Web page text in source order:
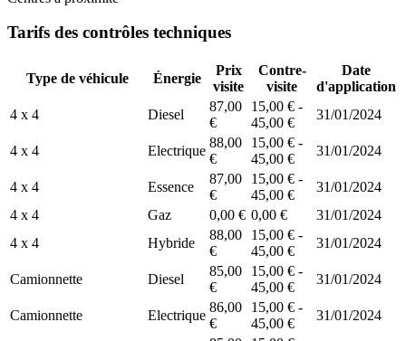
Tarifs des contrôles techniques
Type de véhicule Énergie
Prix
visite
Contre-
visite
Date
d'application
4 x 4
Diesel
87,00
€
15,00 € -
45,00 €
31/01/2024
4 x 4 Electrique
88,00
€
15,00 € -
45,00 €
31/01/2024
4 x 4 Essence
87,00
€
15,00 € -
45,00 €
31/01/2024
4 x 4
Gaz 0,00 € 0,00 €
31/01/2024
4 x 4
Hybride
88,00
€
15,00 € -
45,00 €
31/01/2024
Camionnette Diesel
85,00
€
15,00 € -
45,00 €
31/01/2024
Camionnette Electrique
86,00
€
15,00 € -
45,00 €
31/01/2024